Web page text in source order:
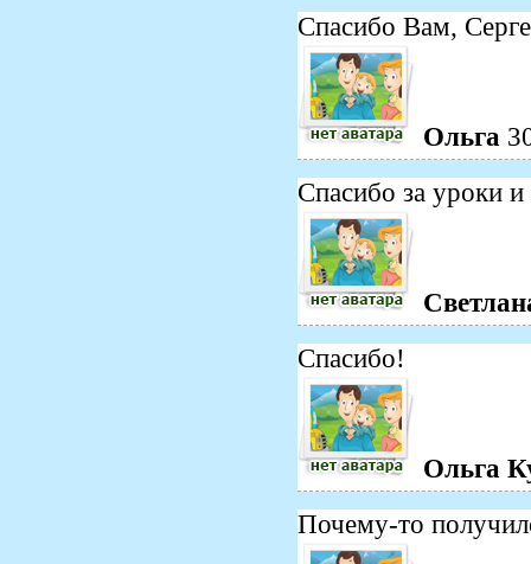
Спасибо Вам,
Ольга
Спасибо за уроки и
Спасибо!
Ольга
Почему-то